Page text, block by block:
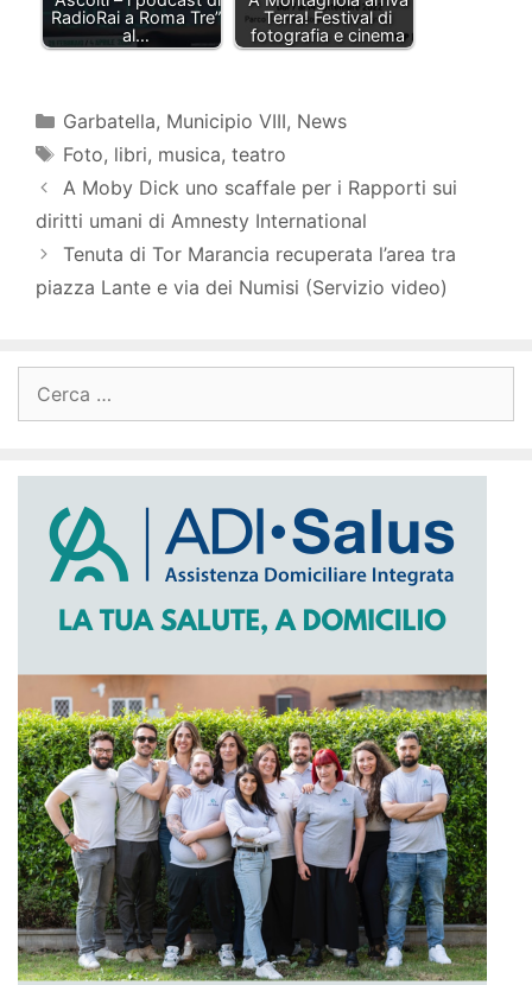
RadioRai a Roma Tre”
al…
Terra! Festival di
fotografia e cinema
Categorie
Garbatella, Municipio VIII, News
Tag
Foto, libri, musica, teatro
A Moby Dick uno scaffale per i Rapporti sui
diritti umani di Amnesty International
Tenuta di Tor Marancia recuperata l’area tra
piazza Lante e via dei Numisi (Servizio video)
per: